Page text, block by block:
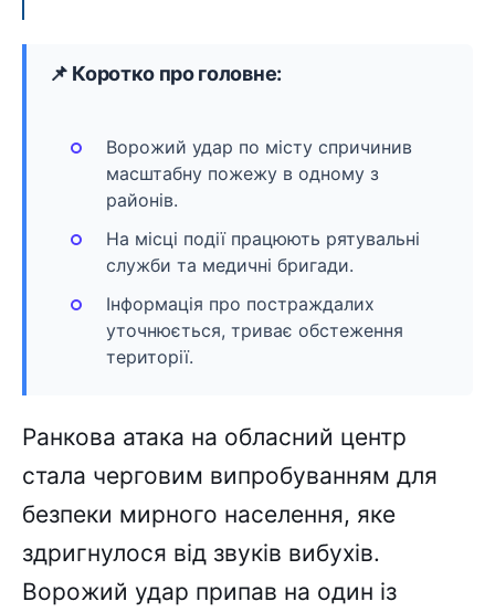
📌 Коротко про головне:
Ворожий удар по місту спричинив
масштабну пожежу в одному з
районів.
На місці події працюють рятувальні
служби та медичні бригади.
Інформація про постраждалих
уточнюється, триває обстеження
території.
Ранкова атака на обласний центр
стала черговим випробуванням для
безпеки мирного населення, яке
здригнулося від звуків вибухів.
Ворожий удар припав на один із